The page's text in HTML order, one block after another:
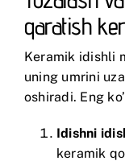
qaratish
Keramik idishli
uning umrini
oshiradi. Eng
Idishni
keramik